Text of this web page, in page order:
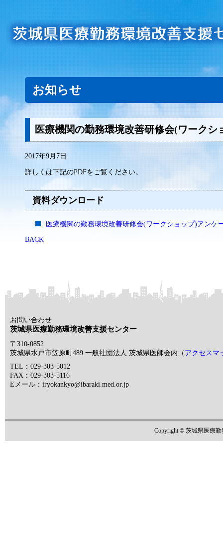
お知らせ
医療機関の勤務環境改善研修会(ワークシ
2017年9月7日
詳しくは下記のPDFをご覧ください。
資料ダウンロード
医療機関の勤務環境改善研修会(ワークショップ)アンケ
BACK
お問い合わせ
茨城県医療勤務環境改善支援センター
〒310-0852
茨城県水戸市笠原町489 一般社団法人 茨城県医師会内（ アクセスマ
TEL：029-303-5012
FAX：029-303-5116
Eメール：iryokankyo@ibaraki.med.or.jp
Copyright © 茨城県医療勤